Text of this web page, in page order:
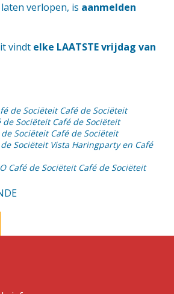
verlopen, is aanmelden
vindt elke LAATSTE vrijdag van
de Sociëteit Café de Sociëteit
de Sociëteit Café de Sociëteit
de Sociëteit Café de Sociëteit
de Sociëteit Vista Haringparty en Café
Café de Sociëteit Café de Sociëteit